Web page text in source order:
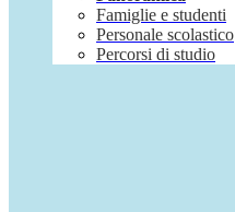
Famiglie e studenti
Personale scolastico
Percorsi di studio